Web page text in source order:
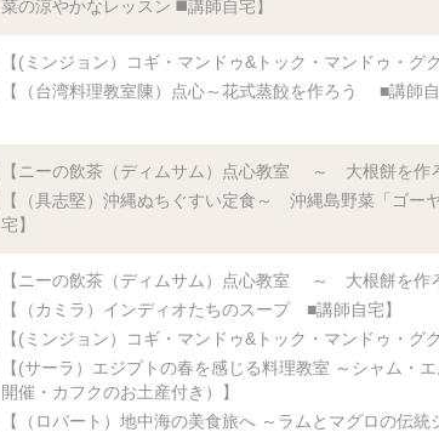
菜の涼やかなレッスン ◼️講師自宅】
【(ミンジョン）コギ・マンドゥ&トック・マンドゥ・グ
【（台湾料理教室陳）点心～花式蒸餃を作ろう ■講師自
【ニーの飲茶（ディムサム）点心教室 ～ 大根餅を作
【（具志堅）沖縄ぬちぐすい定食～ 沖縄島野菜「ゴ
宅】
【ニーの飲茶（ディムサム）点心教室 ～ 大根餅を作
【（カミラ）インディオたちのスープ ■講師自宅】
【(ミンジョン）コギ・マンドゥ&トック・マンドゥ・グ
【(サーラ）エジプトの春を感じる料理教室 ～シャム
開催・カフクのお土産付き）】
【（ロバート）地中海の美食旅へ ～ラムとマグロの伝